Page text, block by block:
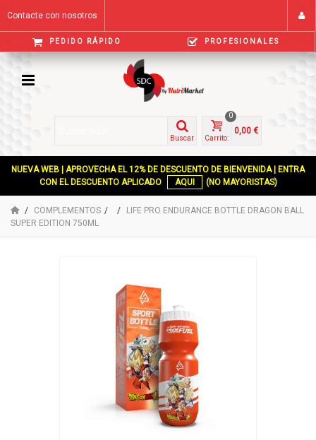
Contacte con nosotros
PEDIDO RÁPIDO PROFESIONALES
Buscar Carrito:
0
0,00 €
NUEVA WEB | APROVECHA EL 12% DE DESCUENTO DE BIENVENIDA | ENTRA
CON EL DESCUENTO APLICADO
AQUI (NO MAYORISTAS)
COMPLEMENTOS
LIFE PRO ENDURANCE BOTTLE DRAGON BALL
SUPER EDITION 750ML